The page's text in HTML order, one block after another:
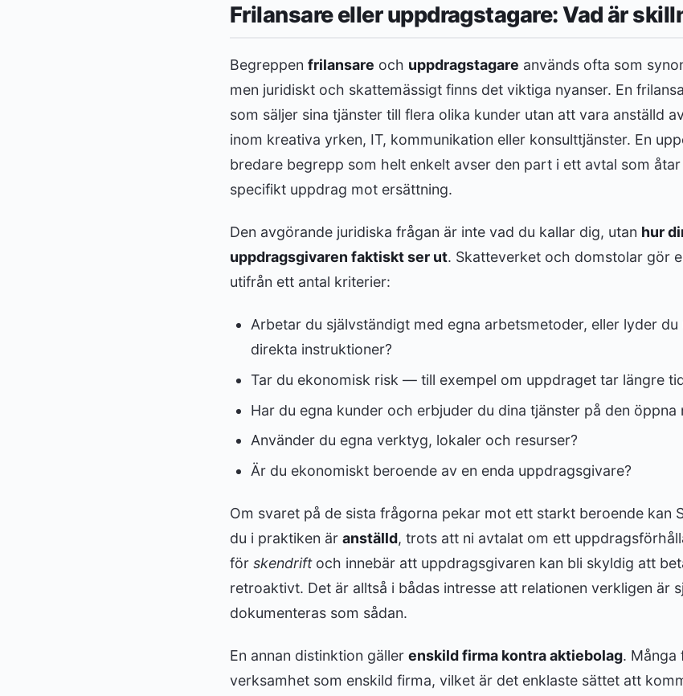
Frilansare eller uppdragstagare: Vad är
Begreppen frilansare och uppdragstagare används ofta som
men juridiskt och skattemässigt finns det viktiga nyanser. En
som säljer sina tjänster till flera olika kunder utan att vara anställd
inom kreativa yrken, IT, kommunikation eller konsulttjänster. En
bredare begrepp som helt enkelt avser den part i ett avtal som
specifikt uppdrag mot ersättning.
Den avgörande juridiska frågan är inte vad du kallar dig, utan hur
uppdragsgivaren faktiskt ser ut. Skatteverket och domstolar gör
utifrån ett antal kriterier:
Arbetar du självständigt med egna arbetsmetoder, eller lyder
direkta instruktioner?
Tar du ekonomisk risk — till exempel om uppdraget tar längre
Har du egna kunder och erbjuder du dina tjänster på den öppna
Använder du egna verktyg, lokaler och resurser?
Är du ekonomiskt beroende av en enda uppdragsgivare?
Om svaret på de sista frågorna pekar mot ett starkt beroende kan
du i praktiken är anställd, trots att ni avtalat om ett
för skendriftoch innebär att uppdragsgivaren kan bli skyldig att
retroaktivt. Det är alltså i bådas intresse att relationen verkligen är
dokumenteras som sådan.
En annan distinktion gäller enskild firma kontra aktiebolag. Många
verksamhet som enskild firma, vilket är det enklaste sättet att